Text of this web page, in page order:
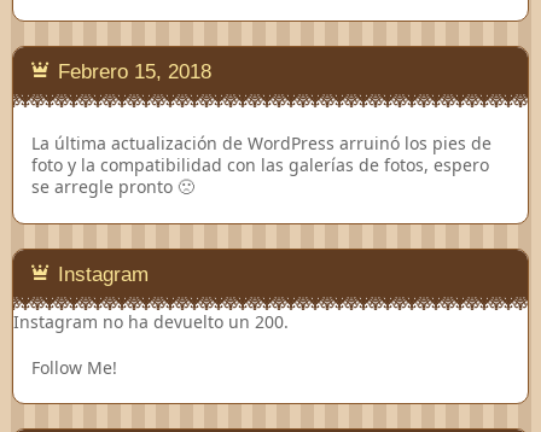
Feedly
Febrero 15, 2018
La última actualización de WordPress arruinó los pies de
foto y la compatibilidad con las galerías de fotos, espero
se arregle pronto 🙁
Instagram
Instagram no ha devuelto un 200.
Follow Me!